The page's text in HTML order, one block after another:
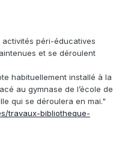
péri-éducatives
et se déroulent
habituellement installé à la
au gymnase de l’école de
qui se déroulera en mai."
travaux-bibliotheque-